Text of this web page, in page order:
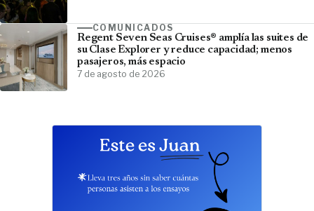
COMUNICADOS
Regent Seven Seas Cruises® amplía las suites de
su Clase Explorer y reduce capacidad; menos
pasajeros, más espacio
7 de agosto de 2026